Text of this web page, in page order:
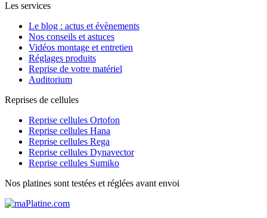
Les services
Le blog : actus et évènements
Nos conseils et astuces
Vidéos montage et entretien
Réglages produits
Reprise de votre matériel
Auditorium
Reprises de cellules
Reprise cellules Ortofon
Reprise cellules Hana
Reprise cellules Rega
Reprise cellules Dynavector
Reprise cellules Sumiko
Nos platines sont testées et réglées avant envoi